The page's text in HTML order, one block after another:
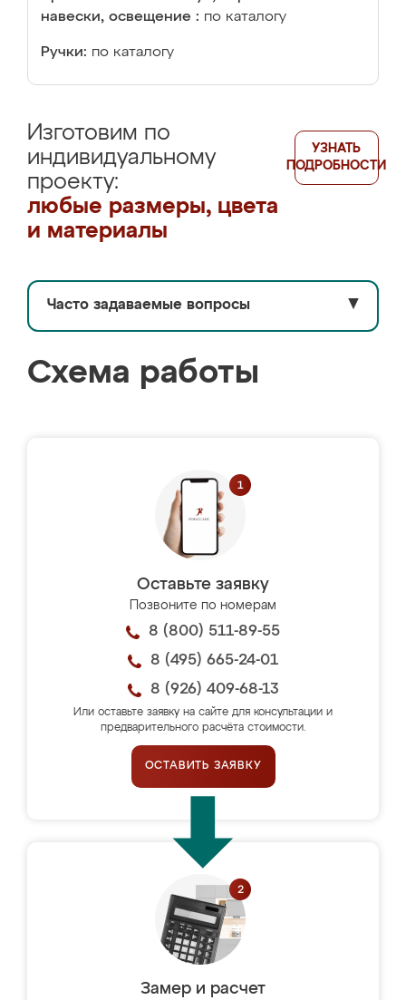
навески, освещение : по каталогу
Ручки: по каталогу
Изготовим по
индивидуальному
проекту:
любые размеры, цвета
и материалы
УЗНАТЬ
ПОДРОБНОСТИ
Часто задаваемые вопросы ▼
Схема работы
Оставьте заявку
Позвоните по номерам
8 (800) 511-89-55
8 (495) 665-24-01
8 (926) 409-68-13
Или оставьте заявку на сайте для консультации и
предварительного расчёта стоимости.
ОСТАВИТЬ ЗАЯВКУ
Замер и расчет